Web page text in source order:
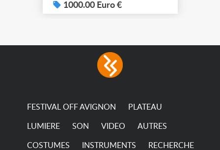
1000.00 Euro €
FESTIVAL OFF AVIGNON PLATEAU
LUMIERE SON VIDEO AUTRES
COSTUMES
INSTRUMENTS
RECHERCHE